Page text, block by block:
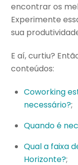
encontrar os
Experimente
sua
E aí, curtiu?
conteúdos:
Coworking
necessário?;
Quando é
Qual a faixa
Horizonte?;